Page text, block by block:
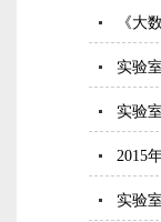
《大
实验
实验
2015
实验